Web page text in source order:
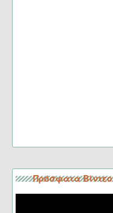
Πρόσφατα Βίντεο